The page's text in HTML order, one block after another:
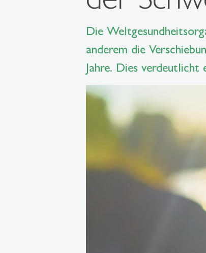
Die
anderem die
Jahre. Dies verdeutlicht